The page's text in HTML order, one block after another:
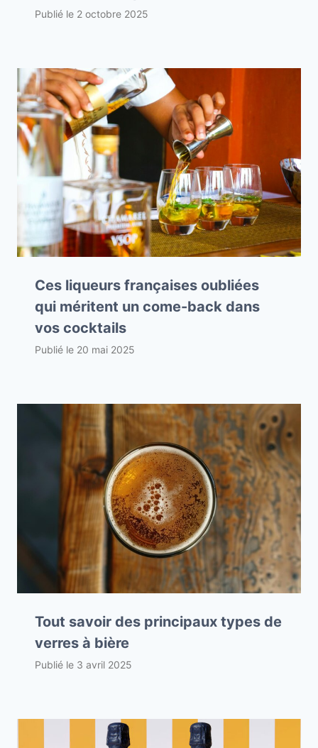
Publié le 2 octobre 2025
Ces liqueurs françaises oubliées
qui méritent un come-back dans
vos cocktails
Publié le 20 mai 2025
Tout savoir des principaux types de
verres à bière
Publié le 3 avril 2025